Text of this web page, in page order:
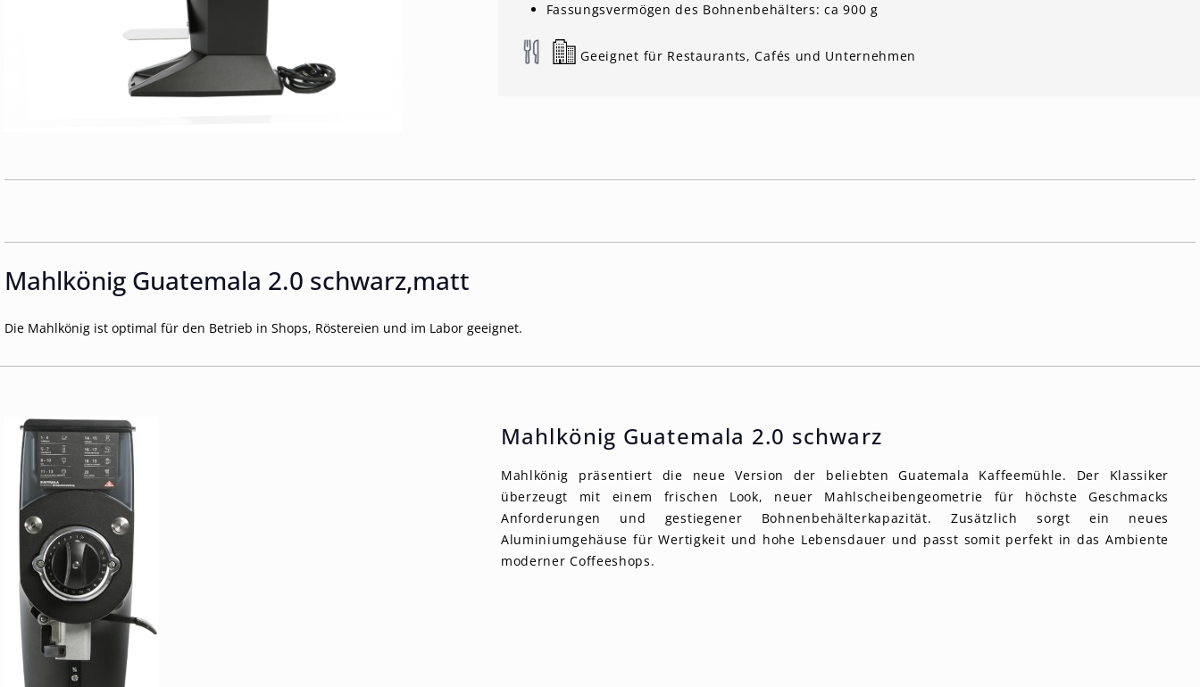
Fassungsvermögen des Bohnenbehälters: ca 900 g
Geeignet für Restaurants, Cafés und Unternehmen
Mahlkönig Guatemala 2.0 schwarz,matt
Die Mahlkönig ist optimal für den Betrieb in Shops, Röstereien und im Labor geeignet.
Mahlkönig Guatemala 2.0 schwarz
Mahlkönig präsentiert die neue Version der beliebten Guatemala Kaffeemühle. Der Klassiker
überzeugt mit einem frischen Look, neuer Mahlscheibengeometrie für höchste Geschmacks
Anforderungen und gestiegener Bohnenbehälterkapazität. Zusätzlich sorgt ein neues
Aluminiumgehäuse für Wertigkeit und hohe Lebensdauer und passt somit perfekt in das Ambiente
moderner Coffeeshops.